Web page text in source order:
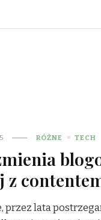
RÓŻNE TECH
z
przez lata